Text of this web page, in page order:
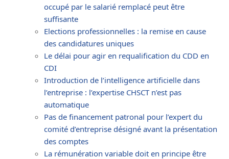
occupé par le salarié remplacé peut être
suffisante
Elections professionnelles : la remise en cause
des candidatures uniques
Le délai pour agir en requalification du CDD en
CDI
Introduction de l’intelligence artificielle dans
l’entreprise : l’expertise CHSCT n’est pas
automatique
Pas de financement patronal pour l’expert du
comité d’entreprise désigné avant la présentation
des comptes
La rémunération variable doit en principe être